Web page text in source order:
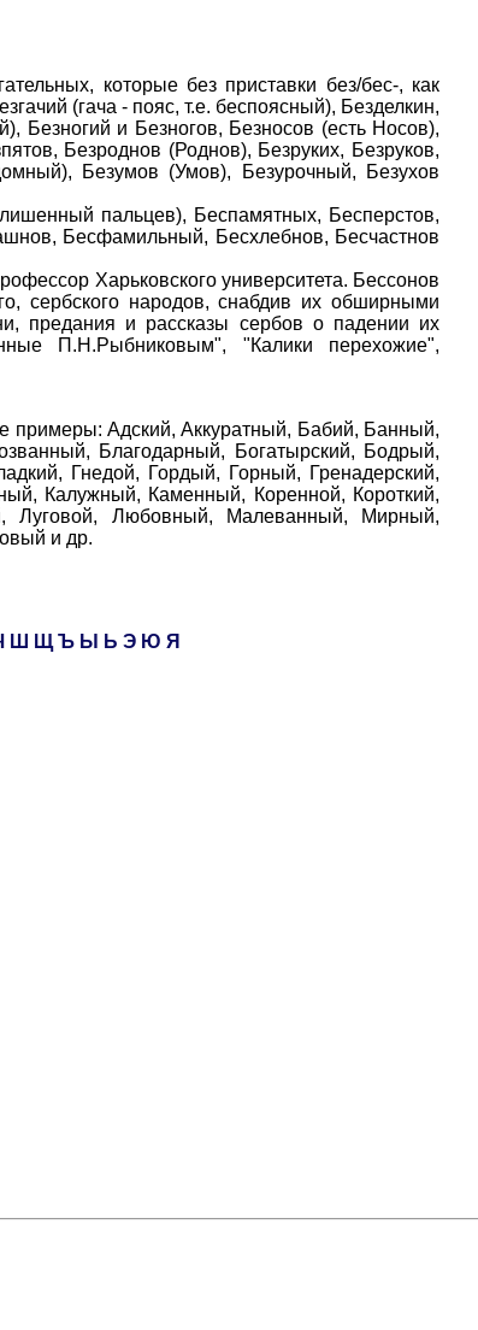
которые без приставки без/бес-, как
(гача - пояс, т.е. беспоясный), Безделкин,
Безногий и Безногов, Безносов (есть Носов),
Безроднов (Роднов), Безруких, Безруков,
Безумов (Умов), Безурочный, Безухов
пальцев), Беспамятных, Бесперстов,
Бесфамильный, Бесхлебнов, Бесчастнов
Харьковского университета. Бессонов
сербского народов, снабдив их обширными
предания и рассказы сербов о падении их
П.Н.Рыбниковым", "Калики перехожие",
Адский, Аккуратный, Бабий, Банный,
Благодарный, Богатырский, Бодрый,
Гнедой, Гордый, Горный, Гренадерский,
Калужный, Каменный, Коренной, Короткий,
Луговой, Любовный, Малеванный, Мирный,
и др.
Ш Щ Ъ Ы Ь Э Ю Я